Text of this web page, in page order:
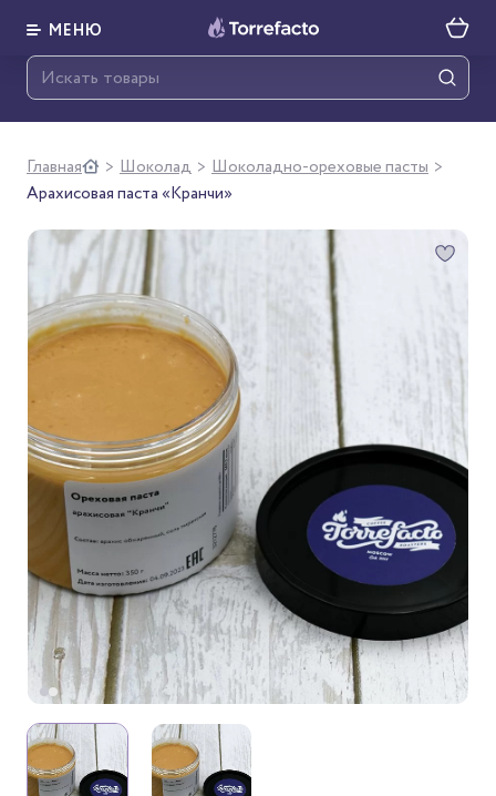
МЕНЮ
Главная > Шоколад > Шоколадно-ореховые пасты >
Арахисовая паста «Кранчи»